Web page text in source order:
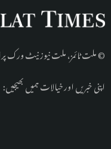
© ملت ٹائمز، ملت نیوز نیٹ ورک
اپنی خبریں اور خیالات ہمیں بھیجیں: